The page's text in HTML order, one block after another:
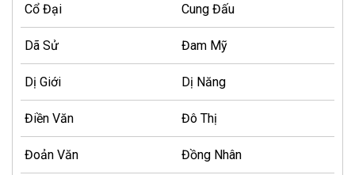
Cổ Đại Cung Đấu
Dã Sử Đam Mỹ
Dị Giới Dị Năng
Điền Văn Đô Thị
Đoản Văn Đồng Nhân